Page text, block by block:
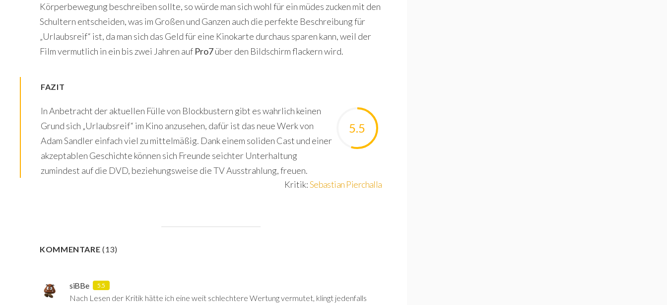
Körperbewegung beschreiben sollte, so würde man sich wohl für ein müdes zucken mit den
Schultern entscheiden, was im Großen und Ganzen auch die perfekte Beschreibung für
„Urlaubsreif“ ist, da man sich das Geld für eine Kinokarte durchaus sparen kann, weil der
Film vermutlich in ein bis zwei Jahren auf Pro7über den Bildschirm flackern wird.
FAZIT
5.5
In Anbetracht der aktuellen Fülle von Blockbustern gibt es wahrlich keinen
Grund sich „Urlaubsreif“ im Kino anzusehen, dafür ist das neue Werk von
Adam Sandler einfach viel zu mittelmäßig. Dank einem soliden Cast und einer
akzeptablen Geschichte können sich Freunde seichter Unterhaltung
zumindest auf die DVD, beziehungsweise die TV Ausstrahlung, freuen.
Kritik:Sebastian Pierchalla
KOMMENTARE(13)
siBBe 5.5
Nach Lesen der Kritik hätte ich eine weit schlechtere Wertung vermutet, klingt jedenfalls